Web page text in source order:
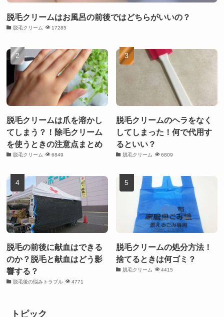
脱毛クリームはお風呂の前後ではどちらがいいの？
脱毛クリーム 17285
脱毛クリームは爪を溶かし
てしまう？！除毛クリーム
を使うときの注意点まとめ
脱毛クリーム 6849
脱毛クリームのヘラをなく
してしまった！何で代用す
るといい？
脱毛クリーム 6809
脱毛の前後に献血はできる
のか？脱毛と献血はどう影
響する？
脱毛後の悩みトラブル 4771
脱毛クリームの処分方法！
捨てるときは何ゴミ？
脱毛クリーム 4415
トピック